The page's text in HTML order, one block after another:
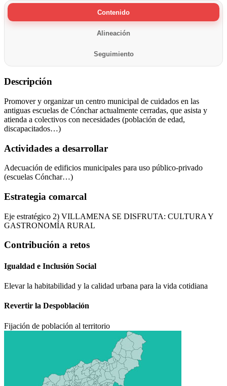
Contenido
Alineación
Seguimiento
Descripción
Promover y organizar un centro municipal de cuidados en las
antiguas escuelas de Cónchar actualmente cerradas, que asista y
atienda a colectivos con necesidades (población de edad,
discapacitados…)
Actividades a desarrollar
Adecuación de edificios municipales para uso público-privado
(escuelas Cónchar…)
Estrategia comarcal
Eje estratégico 2) VILLAMENA SE DISFRUTA: CULTURA Y
GASTRONOMÍA RURAL
Contribución a retos
Igualdad e Inclusión Social
Elevar la habitabilidad y la calidad urbana para la vida cotidiana
Revertir la Despoblación
Fijación de población al territorio